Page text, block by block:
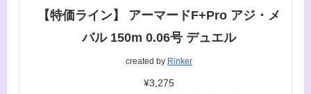
【特価ライン】 アーマードF+Pro アジ・メ
バル 150m 0.06号 デュエル
created by Rinker
¥3,275